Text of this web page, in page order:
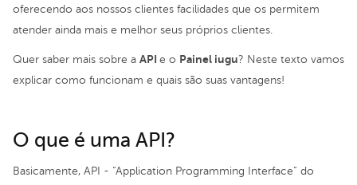
oferecendo aos nossos clientes facilidades que os permitem
atender ainda mais e melhor seus próprios clientes.
Quer saber mais sobre a API e o Painel iugu? Neste texto vamos
explicar como funcionam e quais são suas vantagens!
O que é uma API?
Basicamente, API - “Application Programming Interface” do